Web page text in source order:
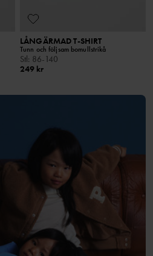
LÅNGÄRMAD T-SHIRT
Tunn och följsam bomullstrikå
Stl : 86-140
249 kr